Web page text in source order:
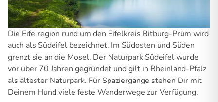
Die Eifelregion rund um den Eifelkreis Bitburg-Prüm wird
auch als Südeifel bezeichnet. Im Südosten und Süden
grenzt sie an die Mosel. Der Naturpark Südeifel wurde
vor über 70 Jahren gegründet und gilt in Rheinland-Pfalz
als ältester Naturpark. Für Spaziergänge stehen Dir mit
Deinem Hund viele feste Wanderwege zur Verfügung.